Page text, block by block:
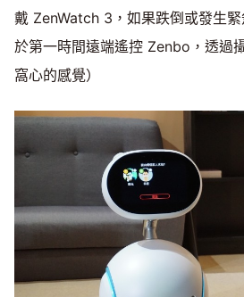
戴 ZenWatch 3，如果跌倒或發生
於第一時間遠端遙控 Zenbo，透過
窩心的感覺）